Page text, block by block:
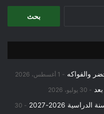
والفواكه 1 أغسطس، 2026
30 يوليو، 2026
2026-2027
30